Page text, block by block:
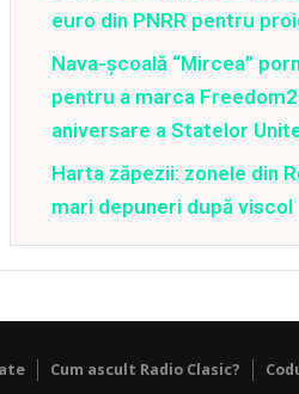
euro din PNRR pentru
Nava-școală “Mircea”
pentru a marca
aniversare a Statelor
Harta zăpezii: zonele din
mari depuneri după viscol
Cum ascult Radio Clasic?